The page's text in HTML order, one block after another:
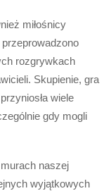
miłośnicy
rozgrywkach
Skupienie, gra
wiele
gdy mogli
murach naszej
wyjątkowych